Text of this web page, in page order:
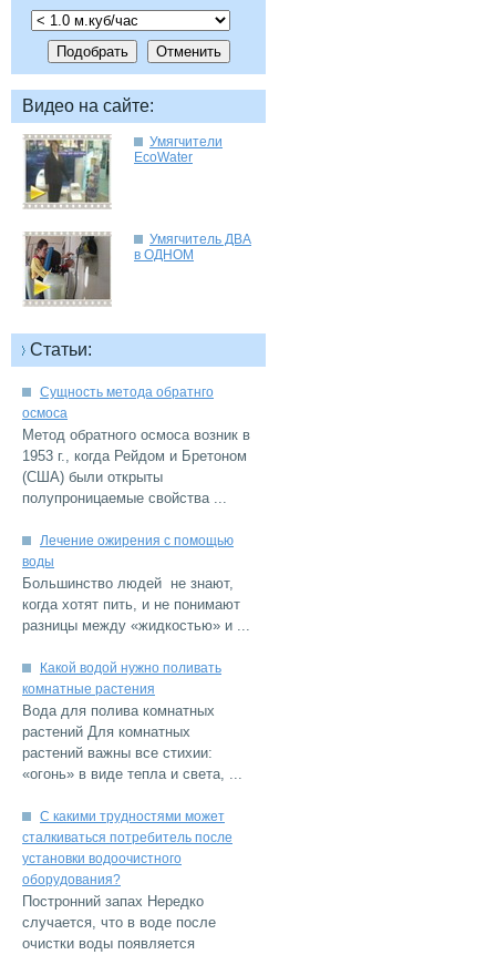
Умягчители
Умягчитель ДВА
Сущность метода обратнго
Метод обратного осмоса возник в
1953 г., когда Рейдом и Бретоном
(США) были открыты
...
Лечение ожирения с помощью
Большинство людей не знают,
когда хотят пить, и не понимают
...
Какой водой нужно поливать
Вода для полива комнатных
растений Для комнатных
растений важны все стихии:
...
С какими трудностями может
сталкиваться потребитель после
установки водоочистного
Постронний запах Нередко
случается, что в воде после
очистки воды появляется